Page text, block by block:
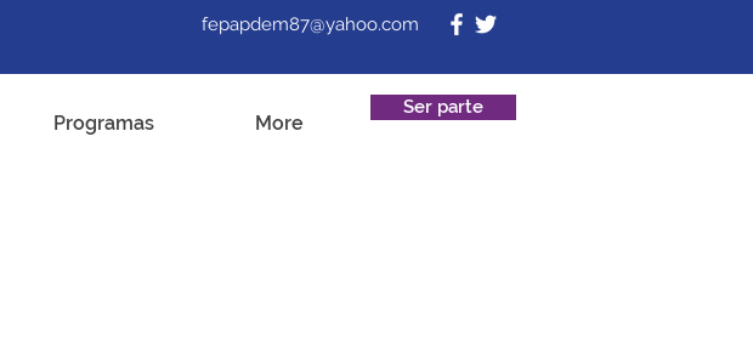
Programas More
Ser parte
fepapdem87@yahoo.com